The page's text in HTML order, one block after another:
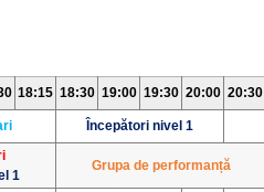
18:15 18:30 19:00 19:30 20:00 20:30
Începători nivel 1
1
Grupa de performanță